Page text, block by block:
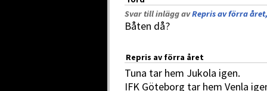
Svar till inlägg avRepris av förra året,
Båten då?
Repris av förra året
Tuna tar hem Jukola igen.
IFK Göteborg tar hem Venla